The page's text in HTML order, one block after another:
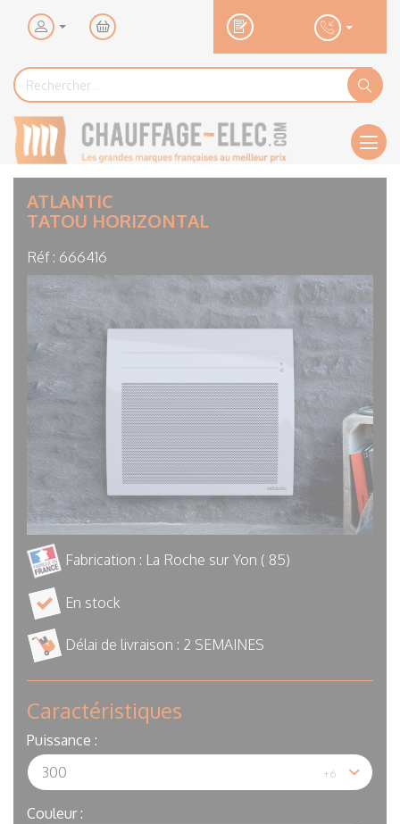
Mon
panier
Rechercher... Rechercher
Ok
ATLANTIC
TATOU HORIZONTAL
Réf : 666416
Visuel
principal
Fabrication : La Roche sur Yon ( 85)
En stock
Délai de livraison : 2 SEMAINES
Caractéristiques
Puissance :
Couleur :